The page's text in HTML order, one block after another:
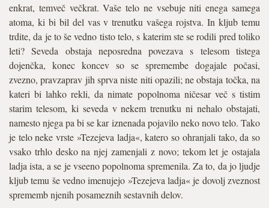
enkrat, temveč večkrat. Vaše telo ne vsebuje niti enega samega
atoma, ki bi bil del vas v trenutku vašega rojstva. In kljub temu
trdite, da je to še vedno tisto telo, s katerim ste se rodili pred toliko
leti? Seveda obstaja neposredna povezava s telesom tistega
dojenčka, konec koncev so se spremembe dogajale počasi,
zvezno, pravzaprav jih sprva niste niti opazili; ne obstaja točka, na
kateri bi lahko rekli, da nimate popolnoma ničesar več s tistim
starim telesom, ki seveda v nekem trenutku ni nehalo obstajati,
namesto njega pa bi se kar iznenada pojavilo neko novo telo. Tako
je telo neke vrste »Tezejeva ladja«, katero so ohranjali tako, da so
vsako trhlo desko na njej zamenjali z novo; tekom let je ostajala
ladja ista, a se je vseeno popolnoma spremenila. Za to, da jo ljudje
kljub temu še vedno imenujejo »Tezejeva ladja« je dovolj zveznost
sprememb njenih posameznih sestavnih delov.